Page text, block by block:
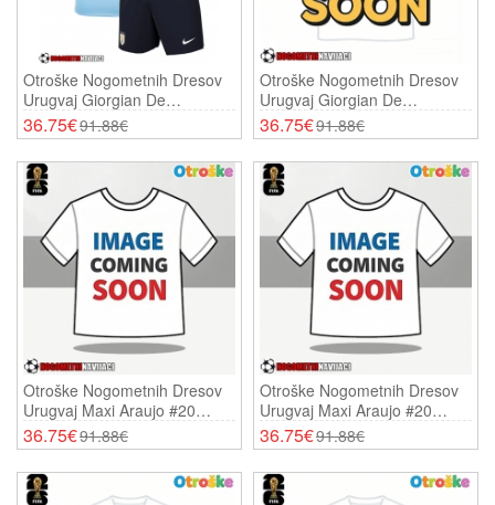
Otroške Nogometnih Dresov
Urugvaj Giorgian De
Arrascaeta #10 Domači SP
2026 Kratki Rokavi (+ Hlače)
36.75€91.88€
Otroške Nogometnih Dresov
Urugvaj Giorgian De
Arrascaeta #10 Gostujoči SP
2026 Kratki Rokavi (+ Hlače)
36.75€91.88€
Otroške Nogometnih Dresov
Urugvaj Maxi Araujo #20
Domači SP 2026 Kratki
Rokavi (+ Hlače)
36.75€91.88€
Otroške Nogometnih Dresov
Urugvaj Maxi Araujo #20
Gostujoči SP 2026 Kratki
Rokavi (+ Hlače)
36.75€91.88€